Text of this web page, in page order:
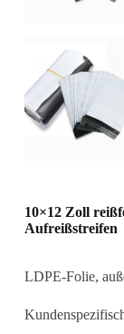
10×12 Zoll
Aufreißstreifen
LDPE-Folie,